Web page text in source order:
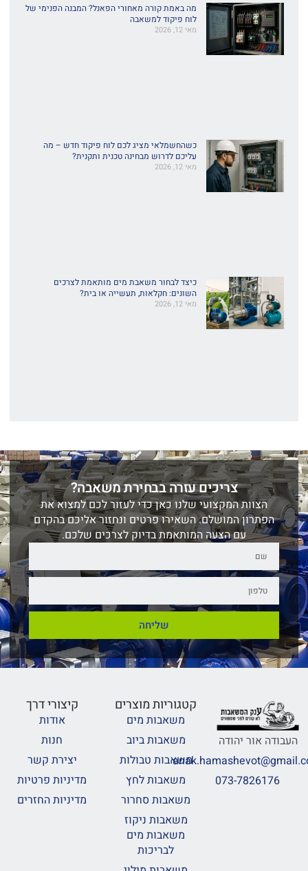
מה באמת קורה מאחורי הפאנל? המבנה הפנימי של
לוח פיקוד למשאבה
מאי 12, 2026
כשהחשמלאי מציג לכם לוח פיקוד חדש – מה
עליכם לדרוש מבחינה טכנית ותקנית?
מאי 12, 2026
כיצד לבחור משאבת מים מותאמת לצרכים
השונים: חקלאות, תעשייה או בית?
מאי 12, 2026
צריכים עזרה בבחירת משאבה?
הצוות המקצועי שלנו כאן כדי לעזור לכם למצוא את
הפתרון המושלם. השאירו פרטים ונחזור אליכם בהקדם
עם הצעה המותאמת בדיוק לצרכים שלכם.
שליחה
העבודה אור יהודה
073-7826176
קטגוריות מוצרים
משאבות מים
משאבות ביוב
משאבות טבולות
משאבות לחץ
משאבות סחרור
משאבות ניקוז
משאבות מים
לבריכות
קיצורי דרך
אודות
חנות
יצירת קשר
מדיניות פרטיות
מדיניות החזרים